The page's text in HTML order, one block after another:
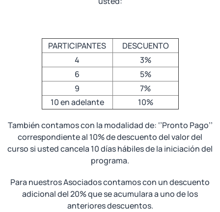
PARTICIPANTES
DESCUENTO
4
3%
6
5%
9
7%
10 en adelante
10%
También contamos con la modalidad de: ‘’Pronto Pago’’
correspondiente al 10% de descuento del valor del
curso si usted cancela 10 días hábiles de la iniciación del
programa.
Para nuestros Asociados contamos con un descuento
adicional del 20% que se acumulara a uno de los
anteriores descuentos.